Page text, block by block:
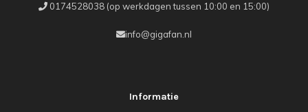
0174528038 (op werkdagen tussen 10:00 en 15:00)
info@gigafan.nl
Informatie